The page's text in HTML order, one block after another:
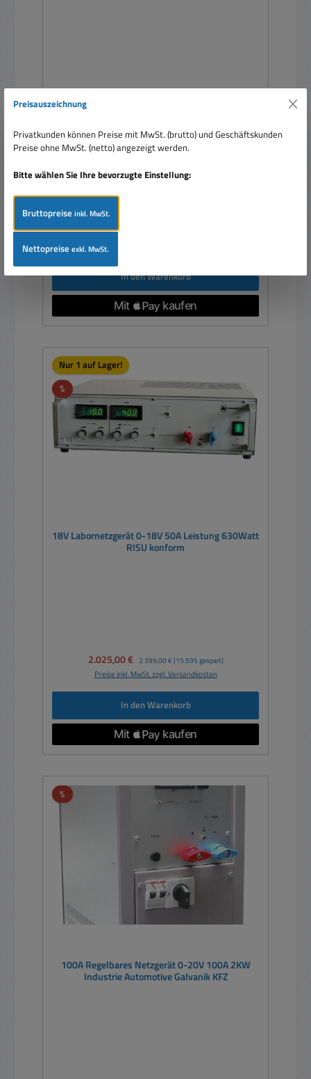
Labornetzgerät 0-18V 15A 270Watt Digital Ideal
Verkaufspreis:
685,00 €
Preise inkl. MwSt. zzgl. Versandkosten
In den Warenkorb
Nur 1 auf Lager!
%Rabatt
18V Labornetzgerät 0-18V 50A Leistung 630Watt
RISU konform
Verkaufspreis:
2.025,00 € Regulärer Preis:
2.399,00 € (15.59% gespart)
Preise inkl. MwSt. zzgl. Versandkosten
In den Warenkorb
%Rabatt
100A Regelbares Netzgerät 0-20V 100A 2KW
Industrie Automotive Galvanik KFZ
Preisauszeichnung
Privatkunden können Preise mit MwSt. (brutto) und Geschäftskunden
Preise ohne MwSt. (netto) angezeigt werden.
Bitte wählen Sie Ihre bevorzugte Einstellung:
Bruttopreiseinkl. MwSt.
Nettopreiseexkl. MwSt.